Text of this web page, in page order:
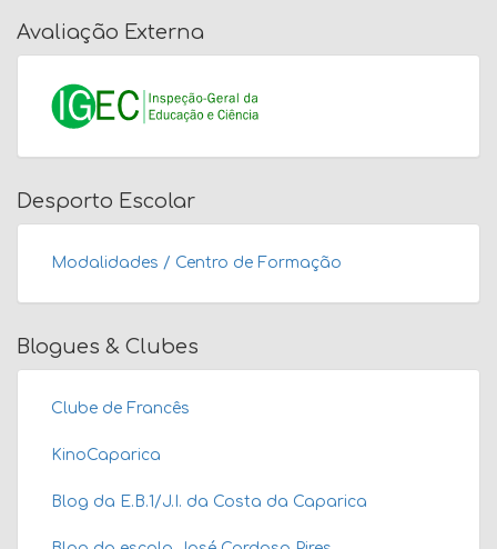
Avaliação Externa
Desporto Escolar
Modalidades / Centro de Formação
Blogues & Clubes
Clube de Francês
KinoCaparica
Blog da E.B.1/J.I. da Costa da Caparica